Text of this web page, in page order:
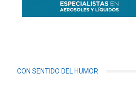
CON SENTIDO DEL HUMOR